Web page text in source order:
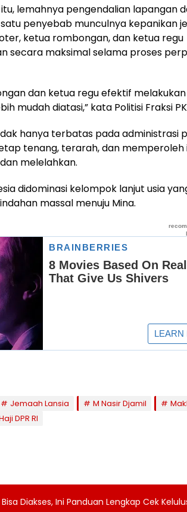
itu, lemahnya pengendalian lapangan
penyebab munculnya kepanikan
ketua rombongan, dan ketua regu
secara maksimal selama proses
dan ketua regu efektif
mudah diatasi,” kata Politisi Fraksi
hanya terbatas pada administrasi
tenang, terarah, dan memperoleh
melelahkan.
didominasi kelompok lanjut usia
massal menuju Mina.
Jemaah Lansia M Nasir Djamil
DPR RI
Bisa Diakses, Ini Panduan Lengkap Cek